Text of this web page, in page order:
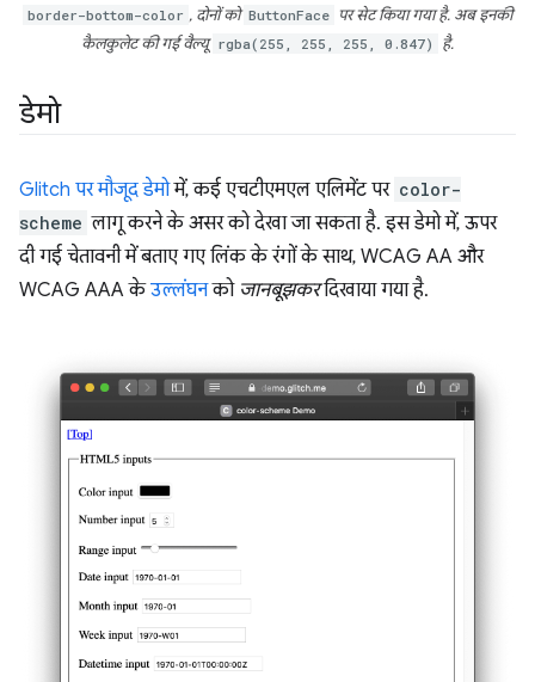
border-bottom-color , दोनों को ButtonFace पर सेट किया गया है. अब इनकी
कैलकुलेट की गई वैल्यू rgba(255, 255, 255, 0.847) है.
डेमो
Glitch पर मौजूद डेमोमें, कई एचटीएमएल एलिमेंट पर color-
scheme लागू करने के असर को देखा जा सकता है. इस डेमो में, ऊपर
दी गई चेतावनी में बताए गए लिंक के रंगों के साथ, WCAG AA और
WCAG AAA केउल्लंघनको जानबूझकरदिखाया गया है.